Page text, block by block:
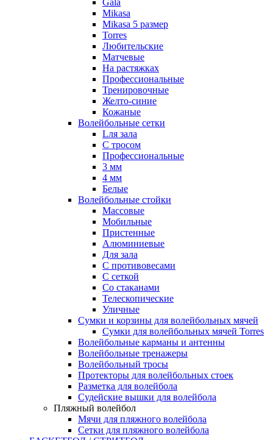
Gala
Mikasa
Mikasa 5 размер
Torres
Любительские
Матчевые
На растяжках
Профессиональные
Тренировочные
Желто-синие
Кожаные
Волейбольные сетки
Lля зала
C тросом
Профессиональные
3 мм
4 мм
Белые
Волейбольные стойки
Массовые
Мобильные
Пристенные
Алюминиевые
Для зала
С противовесами
С сеткой
Со стаканами
Телескопические
Уличные
Сумки и корзины для волейбольных мячей
Сумки для волейбольных мячей Torres
Волейбольные карманы и антенны
Волейбольные тренажеры
Волейбольный тросы
Протекторы для волейбольных стоек
Разметка для волейбола
Судейские вышки для волейбола
Пляжный волейбол
Мячи для пляжного волейбола
Сетки для пляжного волейбола